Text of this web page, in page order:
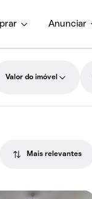
Anunciar
Valor do imóvel
Mais relevantes